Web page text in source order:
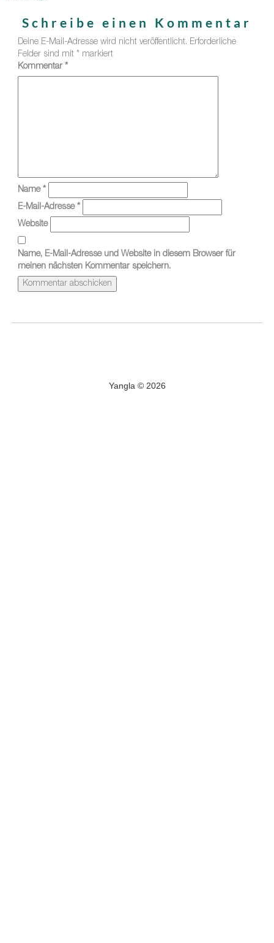
Schreibe einen Kommentar
Deine E-Mail-Adresse wird nicht veröffentlicht. Erforderliche
Felder sind mit * markiert
Kommentar *
Name *
E-Mail-Adresse *
Website
Name, E-Mail-Adresse und Website in diesem Browser für
meinen nächsten Kommentar speichern.
Yangla © 2026